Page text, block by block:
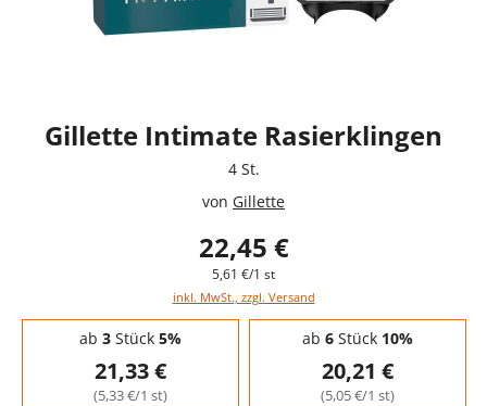
Gillette Intimate Rasierklingen
4 St.
von Gillette
22,45 €
5,61 €/1 st
inkl. MwSt., zzgl. Versand
Staffelpreise - Mengenrabatt
ab 3Stück 5%
21,33 €
(5,33 €/1 st)
ab 6Stück 10%
20,21 €
(5,05 €/1 st)